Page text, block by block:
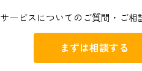
サービスについてのご質問・ご相
まずは相談する